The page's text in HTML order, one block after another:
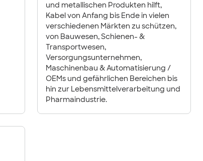
und metallischen Produkten hilft,
Kabel von Anfang bis Ende in vielen
verschiedenen Märkten zu schützen,
von Bauwesen, Schienen- &
Transportwesen,
Versorgungsunternehmen,
Maschinenbau & Automatisierung /
OEMs und gefährlichen Bereichen bis
hin zur Lebensmittelverarbeitung und
Pharmaindustrie.